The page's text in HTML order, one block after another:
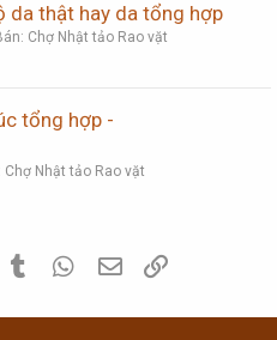
da thật hay da tổng hợp
Chợ Nhật tảo Rao vặt
tổng hợp -
Chợ Nhật tảo Rao vặt
Tumblr WhatsApp
Email